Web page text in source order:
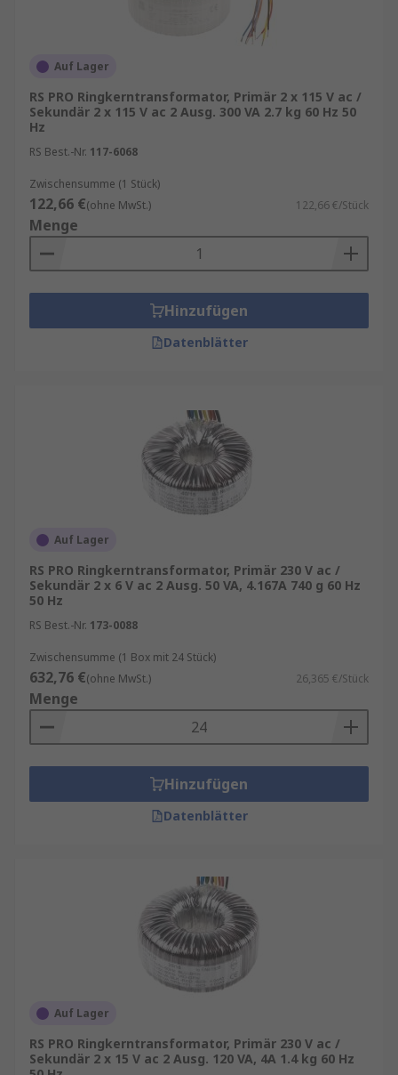
Auf Lager
RS PRO Ringkerntransformator, Primär 2 x 115 V ac /
Sekundär 2 x 115 V ac 2 Ausg. 300 VA 2.7 kg 60 Hz 50
Hz
RS Best.-Nr. 117-6068
Zwischensumme (1 Stück)
122,66 €(ohne MwSt.) 122,66 €/Stück
Menge
Hinzufügen
Datenblätter
Auf Lager
RS PRO Ringkerntransformator, Primär 230 V ac /
Sekundär 2 x 6 V ac 2 Ausg. 50 VA, 4.167A 740 g 60 Hz
50 Hz
RS Best.-Nr. 173-0088
Zwischensumme (1 Box mit 24 Stück)
632,76 €(ohne MwSt.) 26,365 €/Stück
Menge
Hinzufügen
Datenblätter
Auf Lager
RS PRO Ringkerntransformator, Primär 230 V ac /
Sekundär 2 x 15 V ac 2 Ausg. 120 VA, 4A 1.4 kg 60 Hz